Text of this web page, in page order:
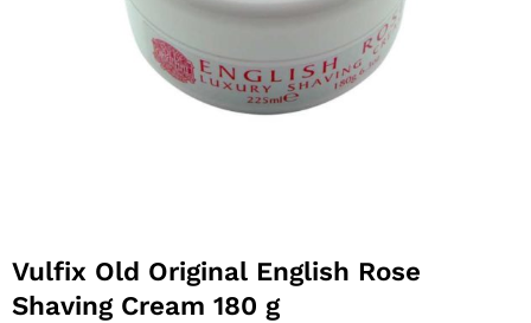
Vulfix Old Original English Rose
Shaving Cream 180 g